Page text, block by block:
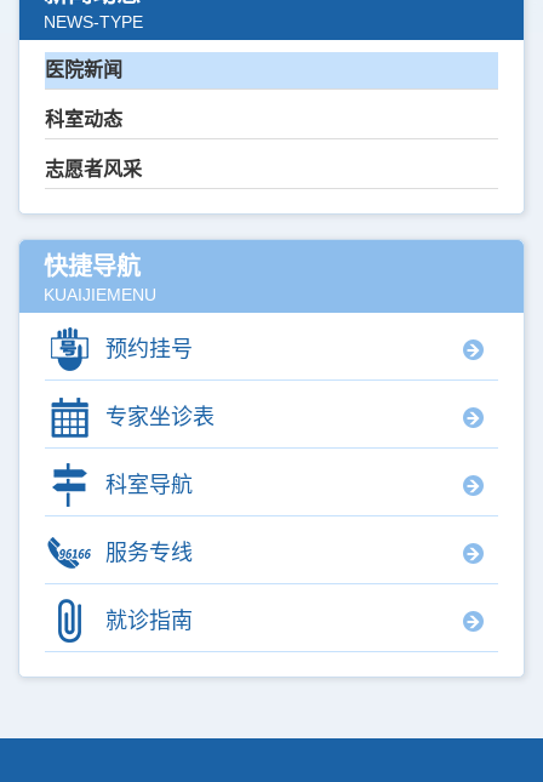
NEWS-TYPE
医院新闻
科室动态
志愿者风采
快捷导航
KUAIJIEMENU
预约挂号
专家坐诊表
科室导航
服务专线
就诊指南